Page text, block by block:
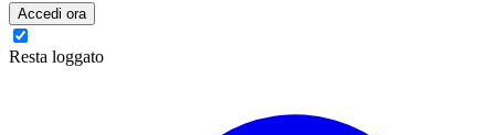
Accedi ora
Resta loggato